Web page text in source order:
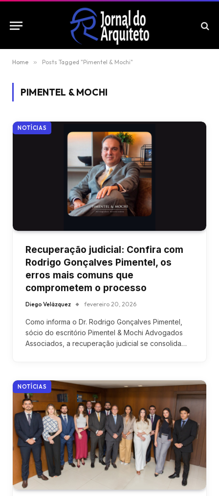
Home » Posts Tagged "Pimentel & Mochi"
PIMENTEL & MOCHI
NOTÍCIAS
Recuperação judicial: Confira com
Rodrigo Gonçalves Pimentel, os
erros mais comuns que
comprometem o processo
Diego Velázquez fevereiro 20, 2026
Como informa o Dr. Rodrigo Gonçalves Pimentel,
sócio do escritório Pimentel & Mochi Advogados
Associados, a recuperação judicial se consolida…
NOTÍCIAS